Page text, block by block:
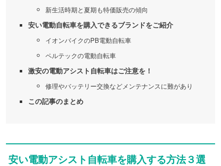
新生活時期と夏期も特価販売の傾向
安い電動自転車を購入できるブランドをご紹介
イオンバイクのPB電動自転車
ペルテックの電動自転車
激安の電動アシスト自転車はご注意を！
修理やバッテリー交換などメンテナンスに難があり
この記事のまとめ
安い電動アシスト自転車を購入する方法３選